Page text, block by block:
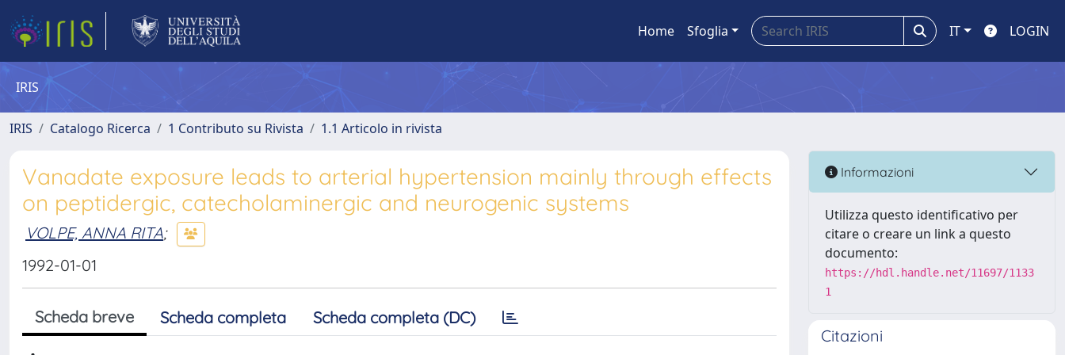
Home Sfoglia IT LOGIN
IRIS
IRIS Catalogo Ricerca 1 Contributo su Rivista 1.1 Articolo in rivista
Vanadate exposure leads to arterial hypertension mainly through effects
on peptidergic, catecholaminergic and neurogenic systems
VOLPE, ANNA RITA;
1992-01-01
Scheda breve Scheda completa Scheda completa (DC)
Informazioni
Utilizza questo identificativo per
citare o creare un link a questo
documento:
https://hdl.handle.net/11697/1133
1
Citazioni